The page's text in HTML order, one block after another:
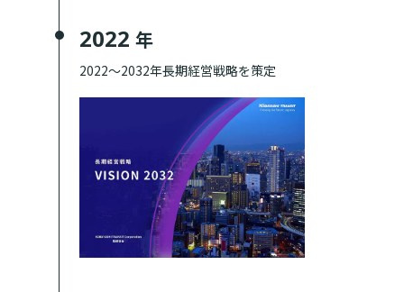
2022 年
2022〜2032年長期経営戦略を策定